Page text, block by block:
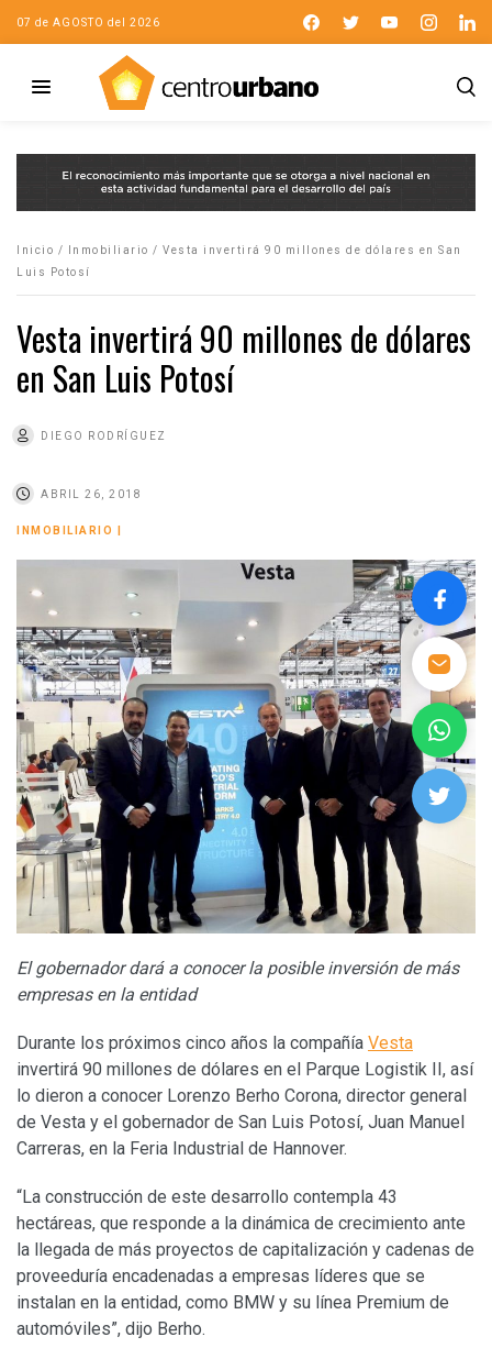
07 de AGOSTO del 2026
Inicio / Inmobiliario / Vesta invertirá 90 millones de dólares en San
Luis Potosí
Vesta invertirá 90 millones de dólares
en San Luis Potosí
DIEGO RODRÍGUEZ
ABRIL 26, 2018
INMOBILIARIO
El gobernador dará a conocer la posible inversión de más
empresas en la entidad
Durante los próximos cinco años la compañía Vesta
invertirá 90 millones de dólares en el Parque Logistik II, así
lo dieron a conocer Lorenzo Berho Corona, director general
de Vesta y el gobernador de San Luis Potosí, Juan Manuel
Carreras, en la Feria Industrial de Hannover.
“La construcción de este desarrollo contempla 43
hectáreas, que responde a la dinámica de crecimiento ante
la llegada de más proyectos de capitalización y cadenas de
proveeduría encadenadas a empresas líderes que se
instalan en la entidad, como BMW y su línea Premium de
automóviles”, dijo Berho.